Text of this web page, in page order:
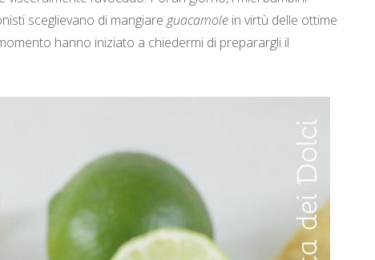
sceglievano di mangiare guacamole in virtù delle ottime
hanno iniziato a chiedermi di preparargli il